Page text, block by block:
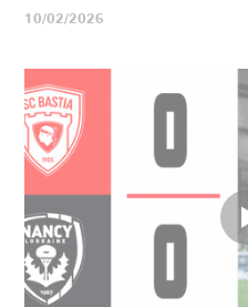
10/02/2026